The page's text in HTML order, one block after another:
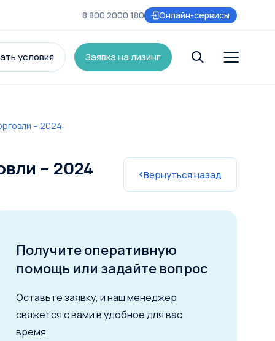
8 800 2000 180 Онлайн-сервисы
условия Заявка на лизинг
– 2024
– 2024 Вернуться назад
Получите оперативную
помощь или задайте вопрос
Оставьте заявку, и наш менеджер
свяжется с вами в удобное для вас
время